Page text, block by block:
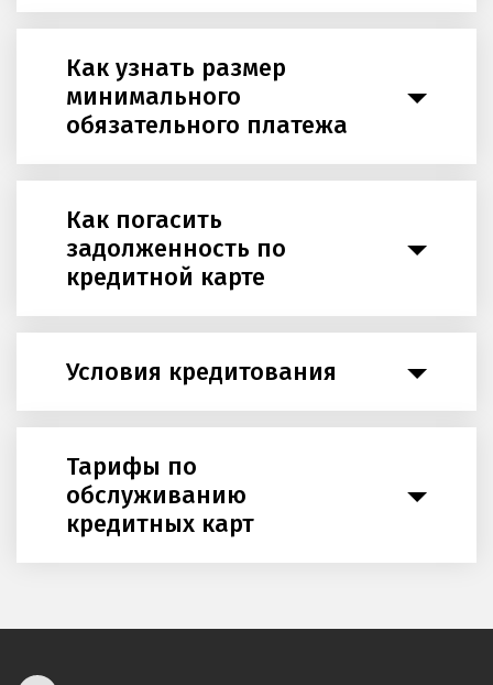
Как узнать размер
минимального
обязательного платежа
Как погасить
задолженность по
кредитной карте
Условия кредитования
Тарифы по
обслуживанию
кредитных карт